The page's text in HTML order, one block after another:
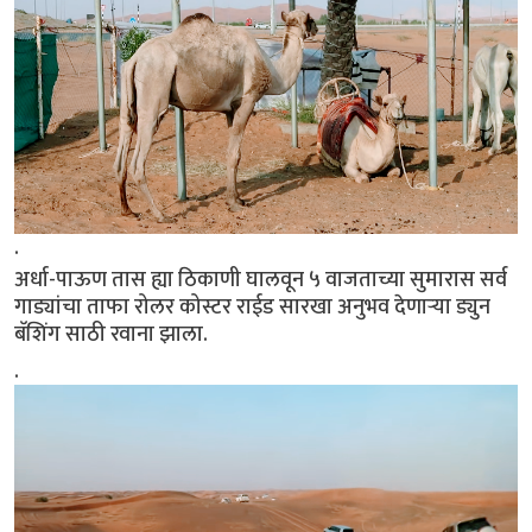
.
अर्धा-पाऊण तास ह्या ठिकाणी घालवून ५ वाजताच्या सुमारास सर्व
गाड्यांचा ताफा रोलर कोस्टर राईड सारखा अनुभव देणाऱ्या ड्युन
बॅशिंग साठी रवाना झाला.
.